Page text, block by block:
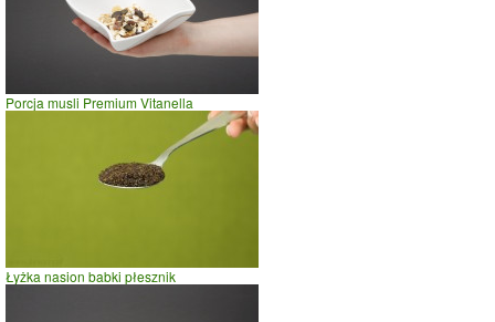
Porcja musli Premium Vitanella
Łyżka nasion babki płesznik